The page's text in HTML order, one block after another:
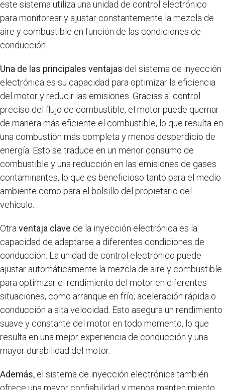
este sistema utiliza una unidad de control electrónico
para monitorear y ajustar constantemente la mezcla de
aire y combustible en función de las condiciones de
conducción.
Una de las principales ventajas del sistema de inyección
electrónica es su capacidad para optimizar la eficiencia
del motor y reducir las emisiones. Gracias al control
preciso del flujo de combustible, el motor puede quemar
de manera más eficiente el combustible, lo que resulta en
una combustión más completa y menos desperdicio de
energía. Esto se traduce en un menor consumo de
combustible y una reducción en las emisiones de gases
contaminantes, lo que es beneficioso tanto para el medio
ambiente como para el bolsillo del propietario del
vehículo.
Otra ventaja clave de la inyección electrónica es la
capacidad de adaptarse a diferentes condiciones de
conducción. La unidad de control electrónico puede
ajustar automáticamente la mezcla de aire y combustible
para optimizar el rendimiento del motor en diferentes
situaciones, como arranque en frío, aceleración rápida o
conducción a alta velocidad. Esto asegura un rendimiento
suave y constante del motor en todo momento, lo que
resulta en una mejor experiencia de conducción y una
mayor durabilidad del motor.
Además, el sistema de inyección electrónica también
ofrece una mayor confiabilidad y menos mantenimiento